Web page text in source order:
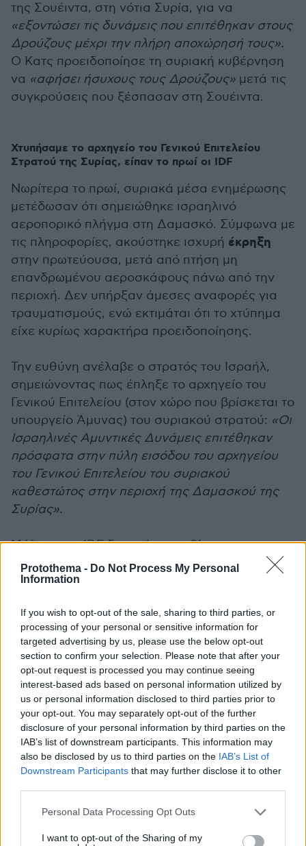
Protothema - Do Not Process My Personal
Information
If you wish to opt-out of the sale, sharing to third parties, or
processing of your personal or sensitive information for
targeted advertising by us, please use the below opt-out
section to confirm your selection. Please note that after your
opt-out request is processed you may continue seeing
interest-based ads based on personal information utilized by
us or personal information disclosed to third parties prior to
your opt-out. You may separately opt-out of the further
disclosure of your personal information by third parties on the
IAB’s list of downstream participants. This information may
also be disclosed by us to third parties on the IAB’s List of
Downstream Participants that may further disclose it to other
Please note that this website/app uses one or more Google
not limited to your visit or usage behaviour. You may click to
Personal Data Processing Opt Outs
I want to opt-out of the Sharing of my
της Σουέιντα, στη νότια Συρία, για να
«εξοντώσει τις δυνάμεις που επιτέθηκαν στους
Δρούζους μέχρι την πλήρη αποχώρησή τους».
Ο Κατς προειδοποίησε τη συριακή κυβέρνηση
να «αφήσει ήσυχους τους Δρούζους» μετά τις
συγκρούσεις που ξέσπασαν στη Σουέιντα.
Χτυπήσαμε το αρχηγείο του Γενικού Επιτελείου
Στρατού της Συρίας, είπαν το πρωί οι IDF
Νωρίτερα το πρωί, συριακά μέσα ενημέρωσης
μετέδωσαν ότι σημειώθηκε ισραηλινό
αεροπορικό πλήγμα στη Δαμασκό. Σύμφωνα με
τις πληροφορίες, ακούστηκε ισχυρή έκρηξη
στην πρωτεύουσα, μετά από πτήση μη
επανδρωμένου αεροσκάφους πάνω από την
περιοχή. Δεν υπήρξαν άμεσες αναφορές για
τραυματισμούς, ενώ εκτιμάται ότι το χτύπημα
είχε κυρίως χαρακτήρα προειδοποίησης.
Την ευθύνη ανέλαβε ο στρατός του Ισραήλ,
σημειώνοντας πως έπληξε το αρχηγείο του
Γενικού Επιτελείου (στον χώρο που βρίσκεται το
υπουργείο Άμυνας) του συριακού στρατού: «Οι
Ισραηλινές Αμυντικές Δυνάμεις επιτέθηκαν
πρόσφατα στην πύλη εισόδου του αρχηγείου
του Γενικού Επιτελείου του συριακού
καθεστώτος στην περιοχή της Δαμασκού της
Συρίας».
Μάλιστα, οι IDF δημοσίευσαν βίντεο και
φωτογραφίες με αξιωματικούς να
παρακολουθούν και να αξιολογούν την
כוחות צה״ל ממשיכים לעקוב אחר ההתפתחויות במרחב
סוריה - תיעוד מהערכת מצב של מאו״ג 210 בשטח
בהתאם להערכת המצב, הוחלט על תגבור סד״כ בגזרת
גבול סוריה במרחב הגדר.
בצה"ל מבוצעות באופן רציף הערכות מצב ובהתאם נקבע
הסד״כ הנחוץ למימוש המשימות המבצעיות בגזרות
צה״ל ימשיך לפעול…pic.twitter.com/AetbqNtFsz